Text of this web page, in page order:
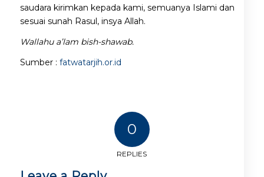
saudara kirimkan kepada kami, semuanya Islami dan
sesuai sunah Rasul, insya Allah.
Wallahu a’lam bish-shawab.
Sumber : fatwatarjih.or.id
0
REPLIES